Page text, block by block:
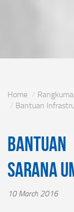
Home
Bantuan
Sarana
10 March 2016